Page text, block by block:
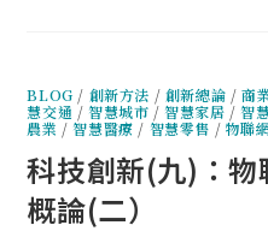
BLOG / 創新方法 / 創新總論 /商
慧交通 /智慧城市 /智慧家居 /智
農業 /智慧醫療 / 智慧零售 / 物聯
科技創新(九)：
概論(二）